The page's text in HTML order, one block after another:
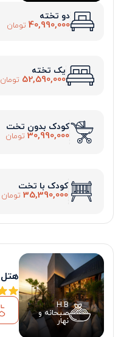
دو تخته
40,990,000 تومان
یک تخته
52,590,000 تومان
کودک بدون تخت
30,990,000 تومان
کودک با تخت
35,390,000 تومان
H.B
صبحانه و
نهار
هتل granbell colombo